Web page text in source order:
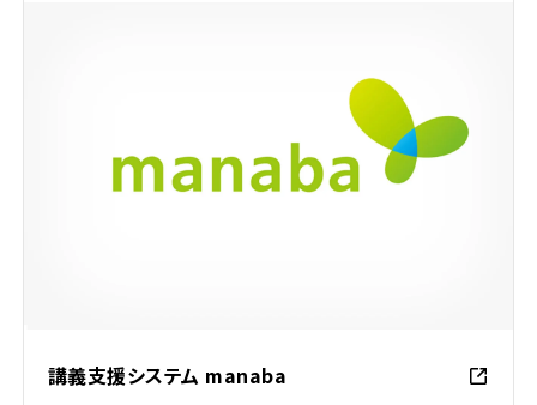
講義支援システム manaba